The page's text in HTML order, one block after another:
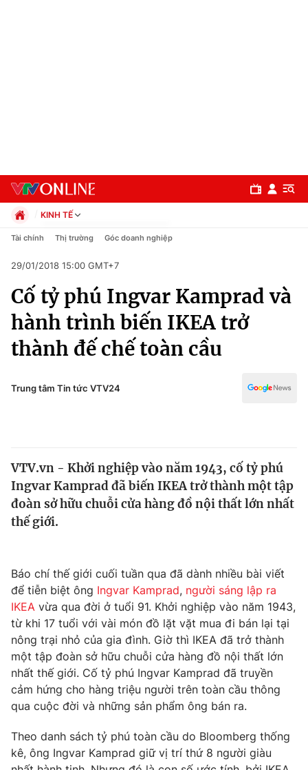
Chuyên mục
Chính trị
Xã hội
Pháp luật
Thế giới
Tin tức
Thế giới đó đây
Kinh tế
Thị trường
Góc doanh nghiệp
Truyền hình
Phim VTV
Hậu trường
Nhân vật
Khán giả
Giải sao mai
Giải trí
Điện ảnh
Âm nhạc
Sao
Đời sống
Du lịch
Làm đẹp
Chất lượng cuộc sống
Giáo dục
Tuyển sinh
Công nghệ
KINH TẾ
Chính trị
Pháp luật
Kinh tế
Thể thao
Truyền hình
Văn hóa - Giải trí
Tài chính Thị trường Góc doanh nghiệp
29/01/2018 15:00 GMT+7
Cố tỷ phú Ingvar Kamprad và
hành trình biến IKEA trở
thành đế chế toàn cầu
Trung tâm Tin tức VTV24
VTV.vn - Khởi nghiệp vào năm 1943, cố tỷ phú
Ingvar Kamprad đã biến IKEA trở thành một tập
đoàn sở hữu chuỗi cửa hàng đồ nội thất lớn nhất
thế giới.
Báo chí thế giới cuối tuần qua đã dành nhiều bài viết
để tiễn biệt ông Ingvar Kamprad, người sáng lập ra
IKEA vừa qua đời ở tuổi 91. Khởi nghiệp vào năm 1943,
từ khi 17 tuổi với vài món đồ lặt vặt mua đi bán lại tại
nông trại nhỏ của gia đình. Giờ thì IKEA đã trở thành
một tập đoàn sở hữu chuỗi cửa hàng đồ nội thất lớn
nhất thế giới. Cố tỷ phú Ingvar Kamprad đã truyền
cảm hứng cho hàng triệu người trên toàn cầu thông
qua cuộc đời và những sản phẩm ông bán ra.
Theo danh sách tỷ phú toàn cầu do Bloomberg thống
kê, ông Ingvar Kamprad giữ vị trí thứ 8 người giàu